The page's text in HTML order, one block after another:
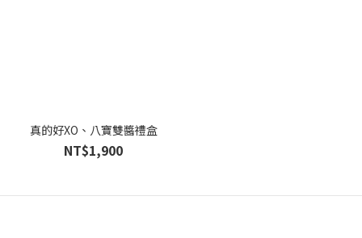
真的好XO、八寶雙醬禮盒
NT$1,900